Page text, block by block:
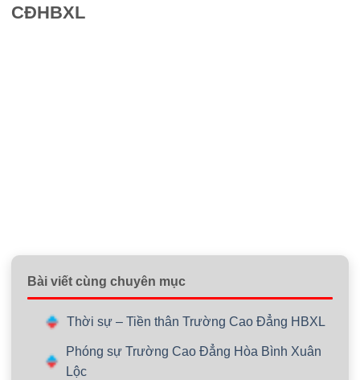
CĐHBXL
Bài viết cùng chuyên mục
Thời sự – Tiền thân Trường Cao Đẳng HBXL
Phóng sự Trường Cao Đẳng Hòa Bình Xuân
Lộc